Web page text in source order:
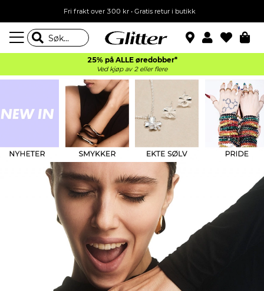
Fri frakt over 300 kr • Gratis retur i butikk
25% på ALLE øredobber*
Ved kjøp av 2 eller flere